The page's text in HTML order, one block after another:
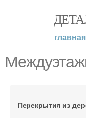
главная
Перекрытия из